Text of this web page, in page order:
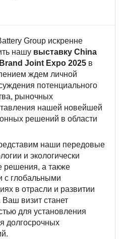
Group искренне
нашу выставку China
Joint Expo 2025 в
ждем личной
потенциального
рыночных
нашей новейшей
решений в области
наши передовые
и экологически
решения, а также
с глобальными
в отрасли и развитии
визит станет
для установления
долгосрочных